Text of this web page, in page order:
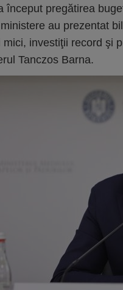
început pregătirea
au prezentat
mici, investiţii record şi
Tanczos Barna.